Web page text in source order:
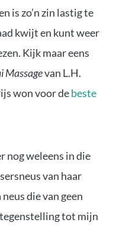
is zo’n zin lastig te
kwijt en kunt weer
Kijk maar eens
Massagevan L.H.
won voor debeste
nog weleens in die
van haar
die van geen
tot mijn